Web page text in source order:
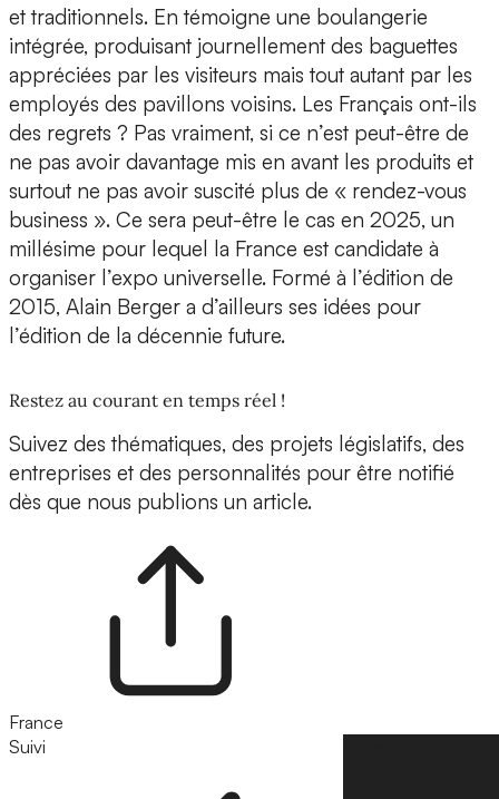
et traditionnels. En témoigne une boulangerie
intégrée, produisant journellement des baguettes
appréciées par les visiteurs mais tout autant par les
employés des pavillons voisins. Les Français ont-ils
des regrets ? Pas vraiment, si ce n’est peut-être de
ne pas avoir davantage mis en avant les produits et
surtout ne pas avoir suscité plus de « rendez-vous
business ». Ce sera peut-être le cas en 2025, un
millésime pour lequel la France est candidate à
organiser l’expo universelle. Formé à l’édition de
2015, Alain Berger a d’ailleurs ses idées pour
l’édition de la décennie future.
Restez au courant en temps réel !
Suivez des thématiques, des projets législatifs, des
entreprises et des personnalités pour être notifié
dès que nous publions un article.
France
Suivi